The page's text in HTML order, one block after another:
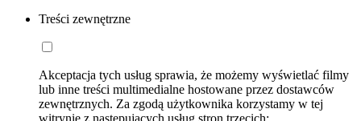
Treści zewnętrzne
Akceptacja tych usług sprawia, że możemy wyświetlać filmy
lub inne treści multimedialne hostowane przez dostawców
zewnętrznych. Za zgodą użytkownika korzystamy w tej